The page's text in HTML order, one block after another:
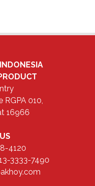
RGPA 010,
16966
4120
3333-7490